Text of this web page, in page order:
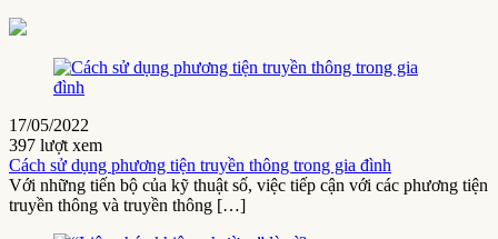
17/05/2022
397 lượt xem
Cách sử dụng phương tiện truyền thông trong gia đình
Với những tiến bộ của kỹ thuật số, việc tiếp cận với các phương tiện
truyền thông và truyền thông […]